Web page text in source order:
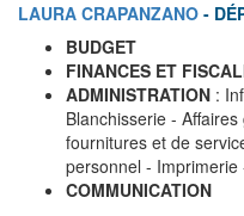
LAURA CRAPANZANO -
BUDGET
FINANCES ET
ADMINISTRATION :
Blanchisserie -
fournitures et de
personnel -
COMMUNICATION